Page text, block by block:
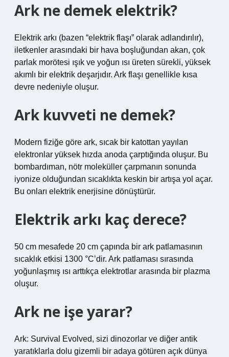
Ark ne demek elektrik?
Elektrik arkı (bazen “elektrik flaşı” olarak adlandırılır),
iletkenler arasındaki bir hava boşluğundan akan, çok
parlak morötesi ışık ve yoğun ısı üreten sürekli, yüksek
akımlı bir elektrik deşarjıdır. Ark flaşı genellikle kısa
devre nedeniyle oluşur.
Ark kuvveti ne demek?
Modern fiziğe göre ark, sıcak bir katottan yayılan
elektronlar yüksek hızda anoda çarptığında oluşur. Bu
bombardıman, nötr moleküller çarpmanın sonunda
iyonize olduğundan sıcaklıkta keskin bir artışa yol açar.
Bu onları elektrik enerjisine dönüştürür.
Elektrik arkı kaç derece?
50 cm mesafede 20 cm çapında bir ark patlamasının
sıcaklık etkisi 1300 °C’dir. Ark patlaması sırasında
yoğunlaşmış ısı arttıkça elektrotlar arasında bir plazma
oluşur.
Ark ne işe yarar?
Ark: Survival Evolved, sizi dinozorlar ve diğer antik
yaratıklarla dolu gizemli bir adaya götüren açık dünya